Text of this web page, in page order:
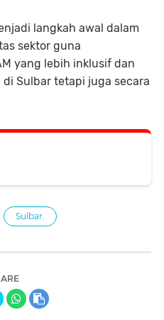
langkah awal dalam
sektor guna
yang lebih inklusif dan
Sulbar tetapi juga secara
Sulbar.